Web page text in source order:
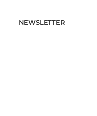
NEWSLETTER